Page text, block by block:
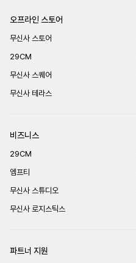
오프라인 스토어
무신사 스토어
29CM
무신사 스퀘어
무신사 테라스
비즈니스
29CM
엠프티
무신사 스튜디오
무신사 로지스틱스
파트너 지원